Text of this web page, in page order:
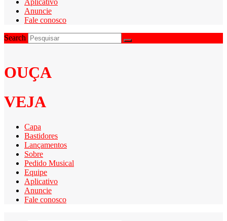
Anuncie
Fale conosco
Search
OUÇA
VEJA
Capa
Bastidores
Lançamentos
Sobre
Pedido Musical
Equipe
Aplicativo
Anuncie
Fale conosco